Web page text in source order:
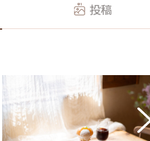
投稿